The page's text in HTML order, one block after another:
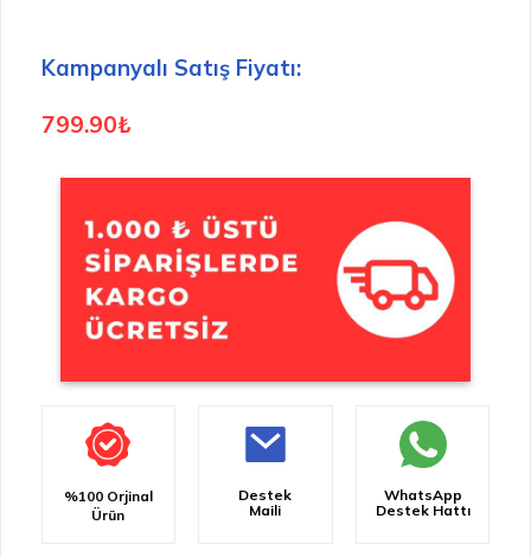
aldı
Kampanyalı Satış Fiyatı:
799.90₺
%100 Orjinal
Ürün
Destek
Maili
WhatsApp
Destek Hattı